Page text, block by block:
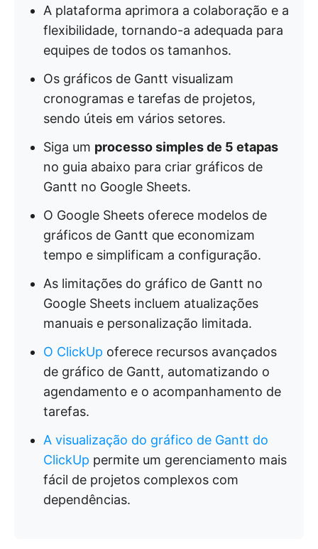
A plataforma aprimora a colaboração e a
flexibilidade, tornando-a adequada para
equipes de todos os tamanhos.
Os gráficos de Gantt visualizam
cronogramas e tarefas de projetos,
sendo úteis em vários setores.
Siga um processo simples de 5 etapas
no guia abaixo para criar gráficos de
Gantt no Google Sheets.
O Google Sheets oferece modelos de
gráficos de Gantt que economizam
tempo e simplificam a configuração.
As limitações do gráfico de Gantt no
Google Sheets incluem atualizações
manuais e personalização limitada.
O ClickUp oferece recursos avançados
de gráfico de Gantt, automatizando o
agendamento e o acompanhamento de
tarefas.
A visualização do gráfico de Gantt do
ClickUp permite um gerenciamento mais
fácil de projetos complexos com
dependências.